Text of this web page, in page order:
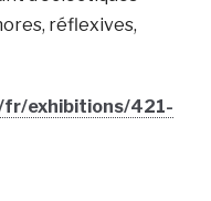
réflexives,
fr/exhibitions/421-